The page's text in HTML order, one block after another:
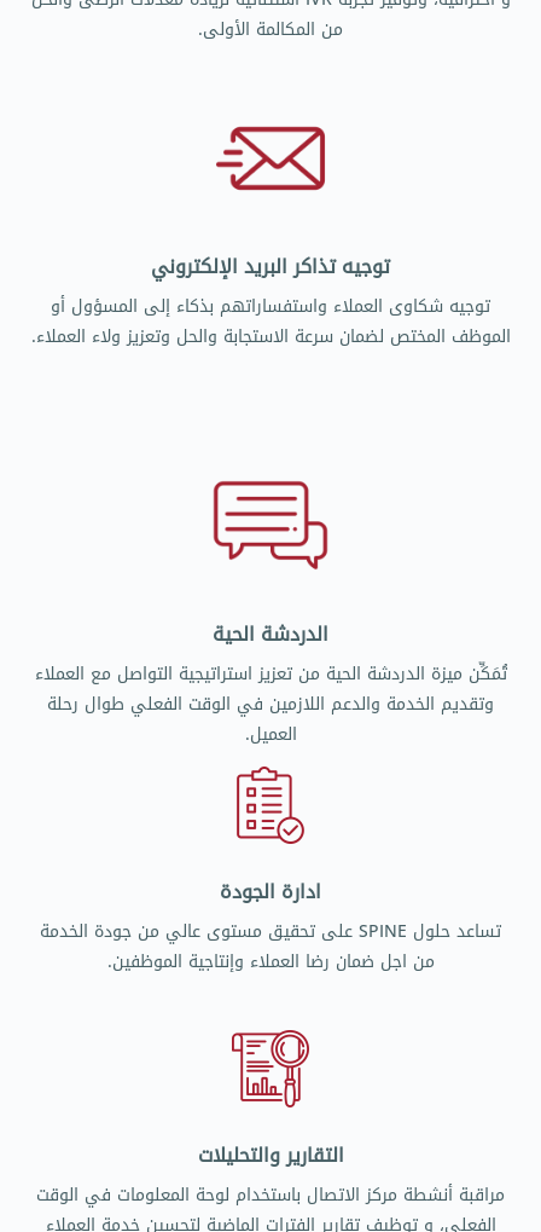
توجيه تذاكر البريد الإلكتروني
توجيه شكاوى العملاء واستفساراتهم بذكاء إلى المسؤول أو
الموظف المختص لضمان سرعة الاستجابة والحل وتعزيز ولاء العملاء.
من المكالمة الأولى.
التقارير والتحليلات
مراقبة أنشطة مركز الاتصال باستخدام لوحة المعلومات في الوقت
ادارة الجودة
تساعد حلول SPINE على تحقيق مستوى عالي من جودة الخدمة
من اجل ضمان رضا العملاء وإنتاجية الموظفين.
الدردشة الحية
تُمَكِّن ميزة الدردشة الحية من تعزيز استراتيجية التواصل مع العملاء
وتقديم الخدمة والدعم اللازمين في الوقت الفعلي طوال رحلة
العميل.